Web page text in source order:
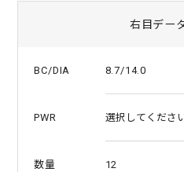
n
右目デー
BC/DIA 8.7/14.0
PWR
数量 12